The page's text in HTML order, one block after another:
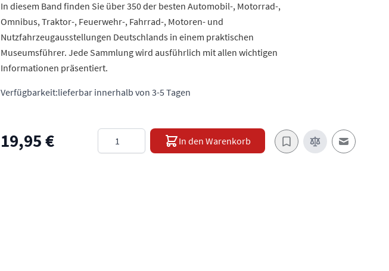
In diesem Band finden Sie über 350 der besten Automobil-, Motorrad-,
Omnibus, Traktor-, Feuerwehr-, Fahrrad-, Motoren- und
Nutzfahrzeugausstellungen Deutschlands in einem praktischen
Museumsführer. Jede Sammlung wird ausführlich mit allen wichtigen
Informationen präsentiert.
Verfügbarkeit:lieferbar innerhalb von 3-5 Tagen
19,95 € In den Warenkorb
E-Mail an